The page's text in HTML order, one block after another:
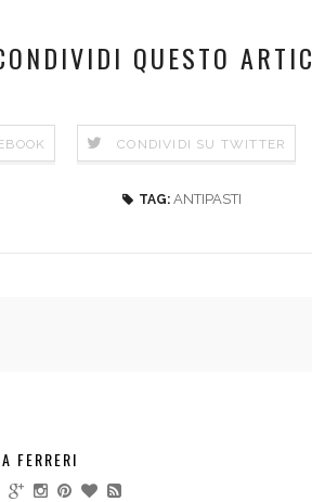
QUESTO
CONDIVIDI SU TWITTER
TAG: ANTIPASTI
FERRERI